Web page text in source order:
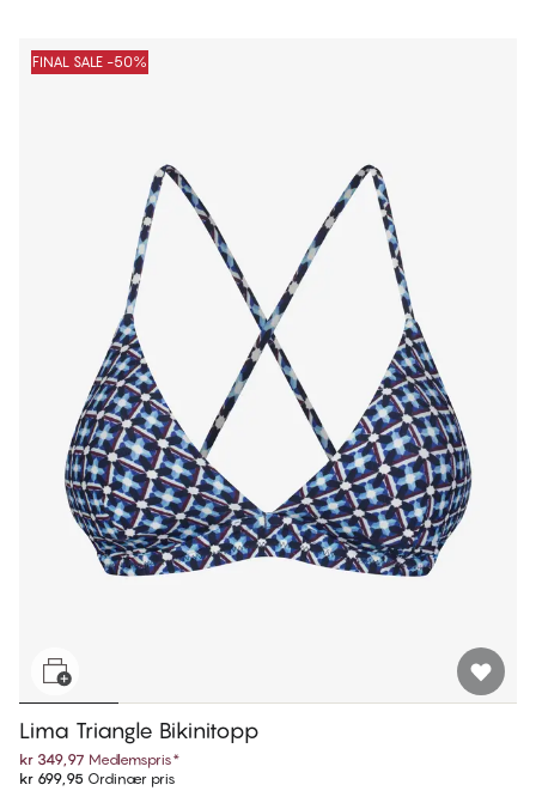
FINAL SALE -50%
Lima Triangle Bikinitopp
kr 349,97 Medlemspris*
kr 699,95 Ordinær pris